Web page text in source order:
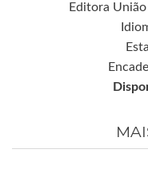
Editora